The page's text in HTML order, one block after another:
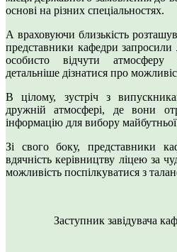
основі на різних спеціальностях.
А враховуючи близькість
представники кафедри запросили
особисто відчути атмосферу
детальніше дізнатися про
В цілому, зустріч з
дружній атмосфері, де вони
інформацію для вибору майбутньої
Зі свого боку, представники
вдячність керівництву ліцею за
можливість поспілкуватися з
Заступник завідувача